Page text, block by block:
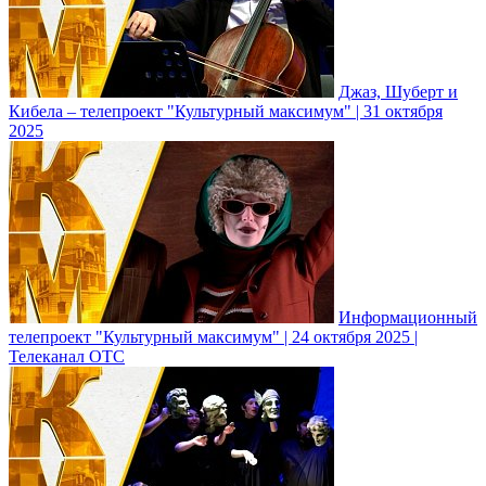
Джаз, Шуберт и
Кибела – телепроект "Культурный максимум" | 31 октября
2025
Информационный
телепроект "Культурный максимум" | 24 октября 2025 |
Телеканал ОТС